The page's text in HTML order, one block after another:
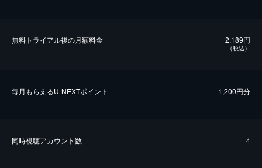
無料トライアル後の⽉額料金 2,189円
（税込）
毎⽉もらえるU-NEXTポイント 1,200円分
同時視聴アカウント数 4